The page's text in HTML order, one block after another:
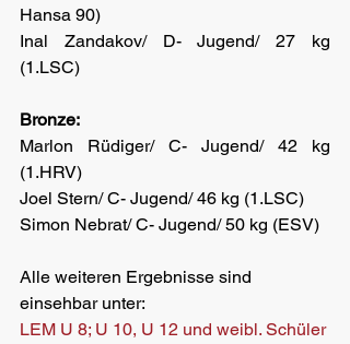
Hansa 90)
Inal Zandakov/ D- Jugend/ 27 kg
(1.LSC)
Bronze:
Marlon Rüdiger/ C- Jugend/ 42 kg
(1.HRV)
Joel Stern/ C- Jugend/ 46 kg (1.LSC)
Simon Nebrat/ C- Jugend/ 50 kg (ESV)
Alle weiteren Ergebnisse sind
einsehbar unter:
LEM U 8; U 10, U 12 und weibl. Schüler